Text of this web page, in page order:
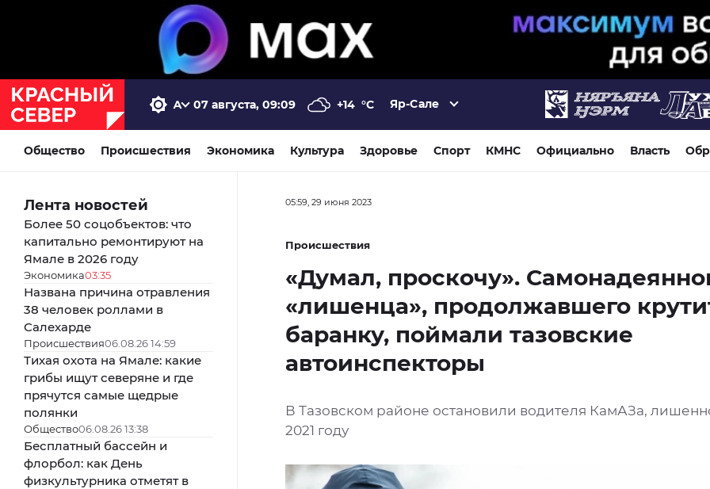
07 августа, 09:09 +14 °C Яр-Сале
Общество Происшествия Экономика Культура Здоровье Спорт КМНС Официально Власть
Лента новостей
Более 50 соцобъектов: что
капитально ремонтируют на
Ямале в 2026 году
Экономика03:35
Названа причина отравления
38 человек роллами в
Салехарде
Происшествия06.08.26 14:59
Тихая охота на Ямале: какие
грибы ищут северяне и где
прячутся самые щедрые
полянки
Общество06.08.26 13:38
Бесплатный бассейн и
флорбол: как День
физкультурника отметят в
05:59, 29 июня 2023
Происшествия
«Думал, проскочу».
«лишенца», продолжавшего
баранку, поймали тазовские
автоинспекторы
В Тазовском районе остановили водителя КамАЗа,
2021 году